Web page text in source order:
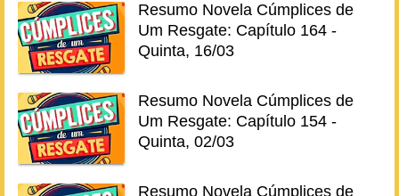
Resumo Novela Cúmplices de
Um Resgate: Capítulo 164 -
Quinta, 16/03
Resumo Novela Cúmplices de
Um Resgate: Capítulo 154 -
Quinta, 02/03
Resumo Novela Cúmplices de